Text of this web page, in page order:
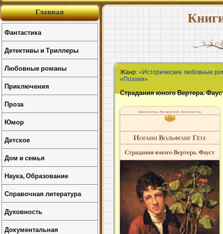
Жанр:«Исторические любовные
«Поэзия»
Страдания юного Вертера.
Главная
Фантастика
Детективы и Триллеры
Любовные романы
Приключения
Проза
Юмор
Детское
Дом и семья
Наука, Образование
Справочная литература
Духовность
Документальная